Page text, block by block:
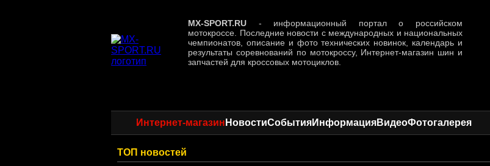
MX-SPORT.RU - информационный портал о российском
мотокроссе. Последние новости с международных и национальных
чемпионатов, описание и фото технических новинок, календарь и
результаты соревнований по мотокроссу, Интернет-магазин шин и
запчастей для кроссовых мотоциклов.
Интернет-магазин НовостиСобытияИнформацияВидеоФотогалерея
ТОП новостей